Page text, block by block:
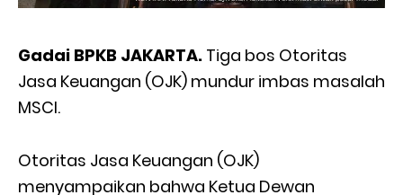
Gadai BPKB JAKARTA. Tiga bos Otoritas
Jasa Keuangan (OJK) mundur imbas masalah
MSCI.
Otoritas Jasa Keuangan (OJK)
menyampaikan bahwa Ketua Dewan